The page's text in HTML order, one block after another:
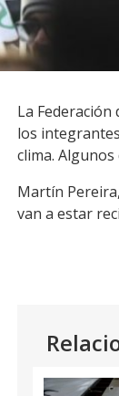
Facebook
La
los
clima.
Martín
van a estar